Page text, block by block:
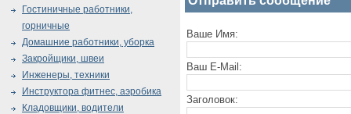
Ваше Имя:
Ваш E-Mail:
Заголовок:
Гостиничные работники,
горничные
Домашние работники, уборка
Закройщики, швеи
Инженеры, техники
Инструктора фитнес, аэробика
Кладовщики, водители